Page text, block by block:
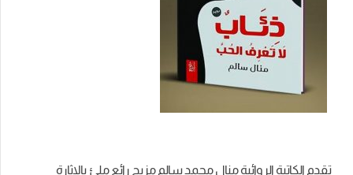
تقدم الكاتبة الروائية منال محمد سالم مزيج رائع ملئ بالإثارة